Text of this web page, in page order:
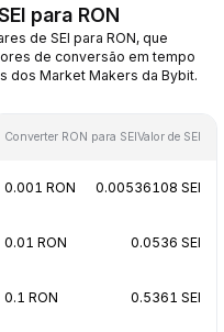
para RON
de SEI para RON, que
de conversão em tempo
dos Market Makers da Bybit.
Converter RON para SEIValor de SEI
0.001 RON 0.00536108 SEI
0.01 RON 0.0536 SEI
0.1 RON 0.5361 SEI